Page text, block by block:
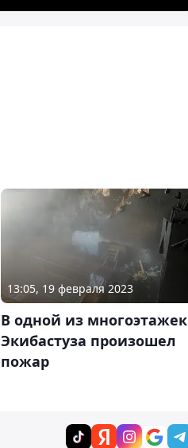
13:05, 19 февраля 2023
В одной из многоэтажек
Экибастуза произошел
пожар